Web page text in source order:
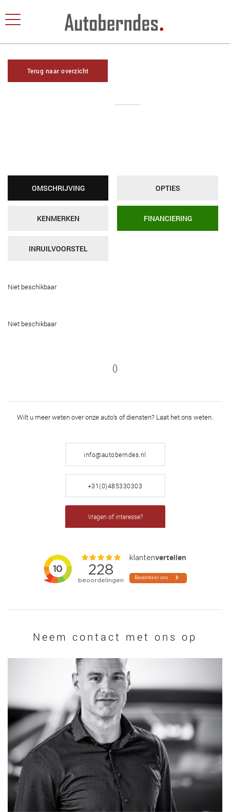
Terug naar overzicht
OMSCHRIJVING OPTIES
KENMERKEN FINANCIERING
INRUILVOORSTEL
Niet beschikbaar
Niet beschikbaar
()
Wilt u meer weten over onze auto's of diensten? Laat het ons weten.
info@autoberndes.nl
+31(0)485330303
Vragen of interesse?
Neem contact met ons op